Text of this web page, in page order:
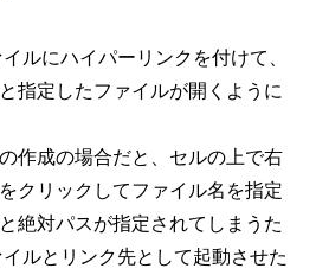
ルにハイパーリンクを付けて、
指定したファイルが開くように
作成の場合だと、セルの上で右
クリックしてファイル名を指定
絶対パスが指定されてしまうた
ルとリンク先として起動させた